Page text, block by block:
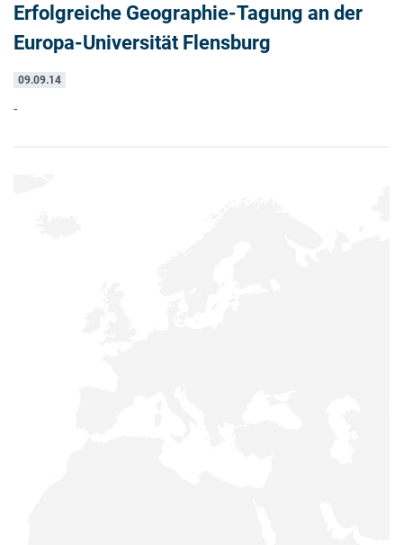
Erfolgreiche Geographie-Tagung an der
Europa-Universität Flensburg
09.09.14
-